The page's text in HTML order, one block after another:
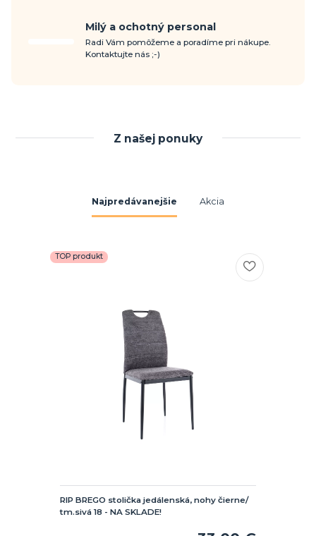
Milý a ochotný personal
Radi Vám pomôžeme a poradíme pri nákupe.
Kontaktujte nás ;-)
Z našej ponuky
Najpredávanejšie Akcia
TOP produkt
RIP BREGO stolička jedálenská, nohy čierne/
tm.sivá 18 - NA SKLADE!